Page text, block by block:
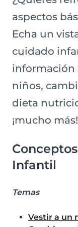
aspectos
Echa un
cuidado
información
niños,
dieta
¡mucho más!
Infantil
Temas
Vestir a un